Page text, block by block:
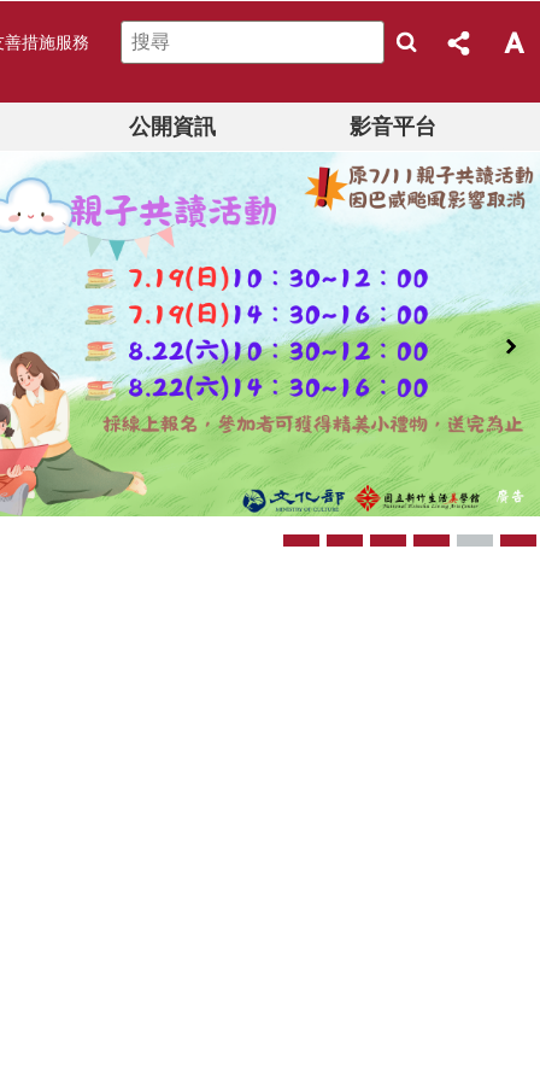
善措施服務
公開資訊 影音平台